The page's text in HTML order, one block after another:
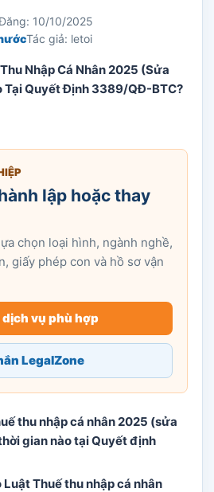
10/10/2025
Tác giả: letoi
Nhập Cá Nhân 2025 (Sửa
Tại Quyết Định 3389/QĐ-BTC?
lập hoặc thay
chọn loại hình, ngành nghề,
giấy phép con và hồ sơ vận
dịch vụ phù hợp
LegalZone
thu nhập cá nhân 2025 (sửa
gian nào tại Quyết định
Thuế thu nhập cá nhân